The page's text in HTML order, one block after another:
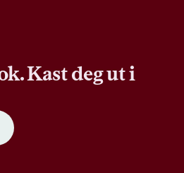
Kast deg ut i